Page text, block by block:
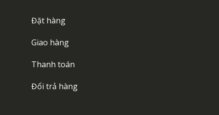
Đặt hàng
Giao hàng
Thanh toán
Đổi trả hàng